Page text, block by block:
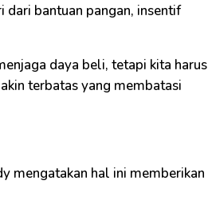
bantuan pangan, insentif
daya beli, tetapi kita harus
terbatas yang membatasi
mengatakan hal ini memberikan